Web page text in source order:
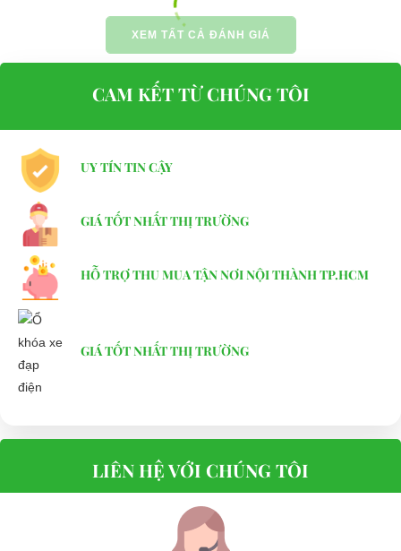
phuhuynhkd@gmail.com
xediendulich.comXEM TẤT CẢ ĐÁNH GIÁ
CAM KẾT TỪ CHÚNG TÔI
UY TÍN TIN CẬY
GIÁ TỐT NHẤT THỊ TRƯỜNG
HỖ TRỢ THU MUA TẬN NƠI NỘI THÀNH TP.HCM
GIÁ TỐT NHẤT THỊ TRƯỜNG
LIÊN HỆ VỚI CHÚNG TÔI